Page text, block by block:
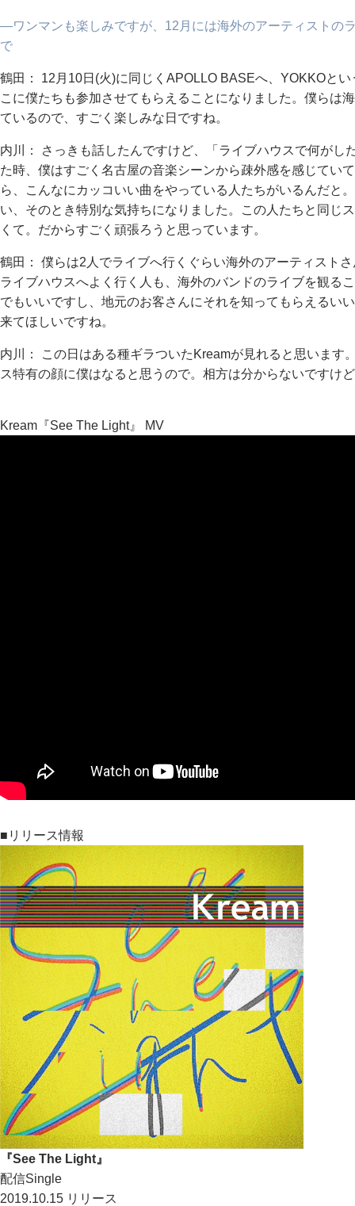
―ワンマンも楽しみですが、12月には海外のアーティストの
で
鶴田： 12月10日(火)に同じくAPOLLO BASEへ、YOKKOと
こに僕たちも参加させてもらえることになりました。僕らは
ているので、すごく楽しみな日ですね。
内川： さっきも話したんですけど、「ライブハウスで何がし
た時、僕はすごく名古屋の音楽シーンから疎外感を感じてい
ら、こんなにカッコいい曲をやっている人たちがいるんだと
い、そのとき特別な気持ちになりました。この人たちと同じ
くて。だからすごく頑張ろうと思っています。
鶴田： 僕らは2人でライブへ行くぐらい海外のアーティスト
ライブハウスへよく行く人も、海外のバンドのライブを観る
でもいいですし、地元のお客さんにそれを知ってもらえるい
来てほしいですね。
内川： この日はある種ギラついたKreamが見れると思います
ス特有の顔に僕はなると思うので。相方は分からないですけ
Kream『See The Light』 MV
■リリース情報
『See The Light』
配信Single
2019.10.15 リリース